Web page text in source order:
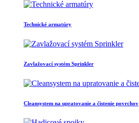
Technické armatúry
Zavlažovací systém Sprinkler
Cleansystem na upratovanie a čistenie povrchov